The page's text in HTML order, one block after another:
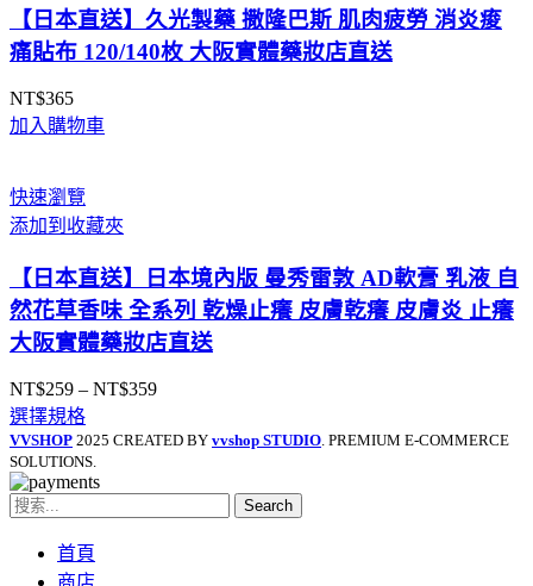
【日本直送】久光製藥 撒隆巴斯 肌肉疲勞 消炎痠
痛貼布 120/140枚 大阪實體藥妝店直送
NT$365
加入購物車
快速瀏覽
添加到收藏夾
【日本直送】日本境內版 曼秀雷敦 AD軟膏 乳液 自
然花草香味 全系列 乾燥止癢 皮膚乾癢 皮膚炎 止癢
大阪實體藥妝店直送
NT$259 – NT$359價
範
選擇規格
VVSHOP 2025 CREATED BY vvshop STUDIO . PREMIUM E-COMMERCE
SOLUTIONS.
Search
首頁
商店